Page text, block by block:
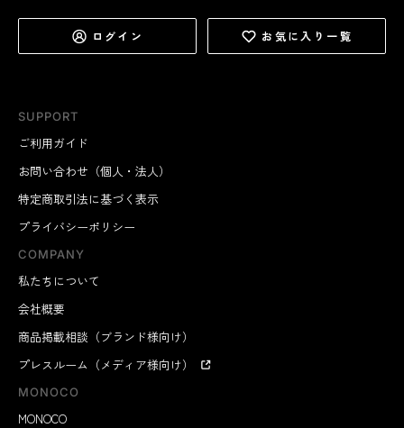
SUPPORT
ご利用ガイド
お問い合わせ（個人・法人）
特定商取引法に基づく表示
プライバシーポリシー
COMPANY
私たちについて
会社概要
商品掲載相談（ブランド様向け）
プレスルーム（メディア様向け）
MONOCO
MONOCO
ログイン お気に入り一覧